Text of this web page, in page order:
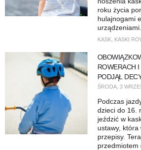
roku życia
hulajnogami
urządzeniami...
KASK, KASKI
ROWERACH
PODJĄŁ
ŚRODA, 3
Podczas
dzieci do 16.
jeździć w
ustawy,
przepisy.
przedmiotem